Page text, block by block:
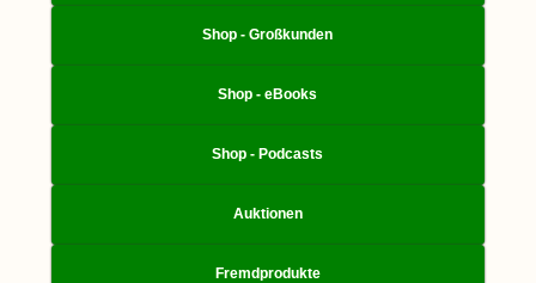
Shop - Großkunden
Shop - eBooks
Shop - Podcasts
Auktionen
Fremdprodukte